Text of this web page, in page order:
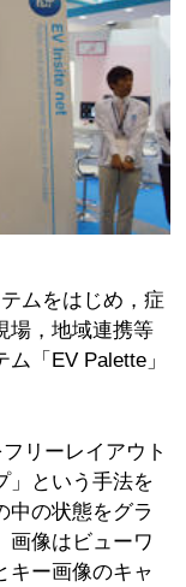
ムをはじめ，症
場，地域連携等
「EV Palette」
リーレイアウト
」という手法を
中の状態をグラ
画像はビューワ
キー画像のキャ